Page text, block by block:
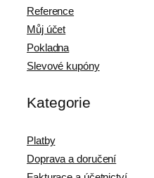
Reference
Můj účet
Pokladna
Slevové kupóny
Kategorie
Platby
Doprava a doručení